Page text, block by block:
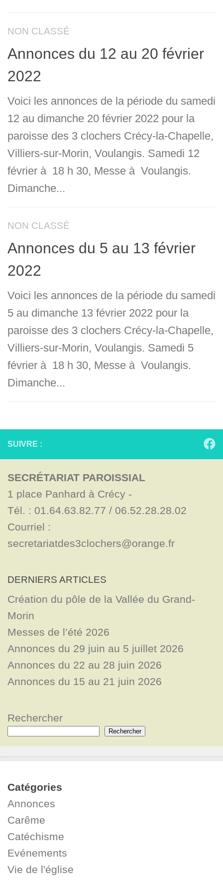
NON CLASSÉ
Annonces du 12 au 20 février
2022
Voici les annonces de la période du samedi
12 au dimanche 20 février 2022 pour la
paroisse des 3 clochers Crécy-la-Chapelle,
Villiers-sur-Morin, Voulangis. Samedi 12
février à 18 h 30, Messe à Voulangis.
Dimanche...
NON CLASSÉ
Annonces du 5 au 13 février
2022
Voici les annonces de la période du samedi
5 au dimanche 13 février 2022 pour la
paroisse des 3 clochers Crécy-la-Chapelle,
Villiers-sur-Morin, Voulangis. Samedi 5
février à 18 h 30, Messe à Voulangis.
Dimanche...
SUIVRE :
SECRÉTARIAT PAROISSIAL
1 place Panhard à Crécy -
Tél. : 01.64.63.82.77 / 06.52.28.28.02
Courriel :
secretariatdes3clochers@orange.fr
DERNIERS ARTICLES
Création du pôle de la Vallée du Grand-
Morin
Messes de l’été 2026
Annonces du 29 juin au 5 juillet 2026
Annonces du 22 au 28 juin 2026
Annonces du 15 au 21 juin 2026
Rechercher
Rechercher
Catégories
Annonces
Carême
Catéchisme
Evénements
Vie de l'église